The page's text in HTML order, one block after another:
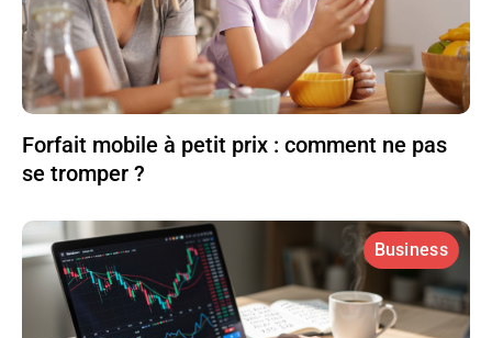
Forfait mobile à petit prix : comment ne pas
se tromper ?
Business